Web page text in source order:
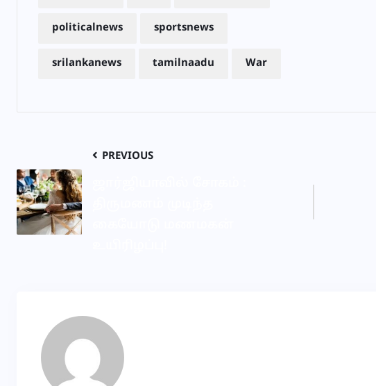
politicalnews sportsnews
srilankanews tamilnaadu War
PREVIOUS